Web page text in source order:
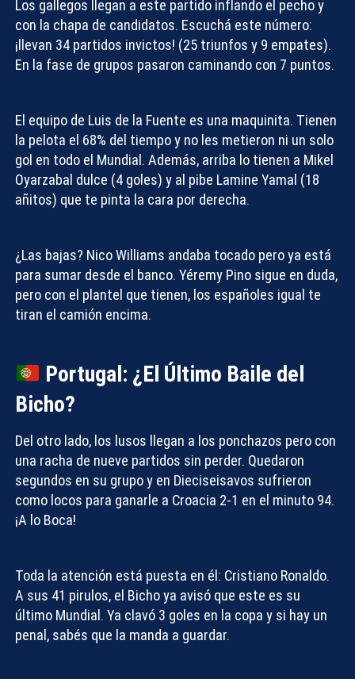
Los gallegos llegan a este partido inflando el pecho y
con la chapa de candidatos. Escuchá este número:
¡llevan 34 partidos invictos! (25 triunfos y 9 empates).
En la fase de grupos pasaron caminando con 7 puntos.
El equipo de Luis de la Fuente es una maquinita. Tienen
la pelota el 68% del tiempo y no les metieron ni un solo
gol en todo el Mundial. Además, arriba lo tienen a Mikel
Oyarzabal dulce (4 goles) y al pibe Lamine Yamal (18
añitos) que te pinta la cara por derecha.
¿Las bajas? Nico Williams andaba tocado pero ya está
para sumar desde el banco. Yéremy Pino sigue en duda,
pero con el plantel que tienen, los españoles igual te
tiran el camión encima.
Portugal: ¿El Último Baile del
Bicho?
Del otro lado, los lusos llegan a los ponchazos pero con
una racha de nueve partidos sin perder. Quedaron
segundos en su grupo y en Dieciseisavos sufrieron
como locos para ganarle a Croacia 2-1 en el minuto 94.
¡A lo Boca!
Toda la atención está puesta en él: Cristiano Ronaldo.
A sus 41 pirulos, el Bicho ya avisó que este es su
último Mundial. Ya clavó 3 goles en la copa y si hay un
penal, sabés que la manda a guardar.
Compartir con: